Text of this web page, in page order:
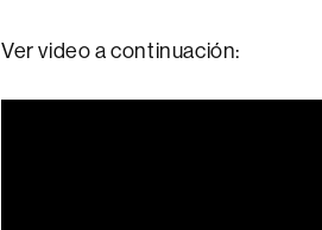
Ver video a continuación: